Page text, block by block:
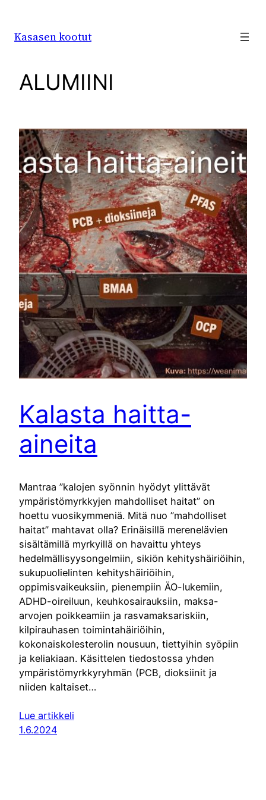
Kasasen kootut
ALUMIINI
Kalasta haitta-
aineita
Mantraa ”kalojen syönnin hyödyt ylittävät
ympäristömyrkkyjen mahdolliset haitat” on
hoettu vuosikymmeniä. Mitä nuo ”mahdolliset
haitat” mahtavat olla? Erinäisillä merenelävien
sisältämillä myrkyillä on havaittu yhteys
hedelmällisyysongelmiin, sikiön kehityshäiriöihin,
sukupuolielinten kehityshäiriöihin,
oppimisvaikeuksiin, pienempiin ÄO-lukemiin,
ADHD-oireiluun, keuhkosairauksiin, maksa-
arvojen poikkeamiin ja rasvamaksariskiin,
kilpirauhasen toimintahäiriöihin,
kokonaiskolesterolin nousuun, tiettyihin syöpiin
ja keliakiaan. Käsittelen tiedostossa yhden
ympäristömyrkkyryhmän (PCB, dioksiinit ja
niiden kaltaiset…
Lue artikkeli
1.6.2024